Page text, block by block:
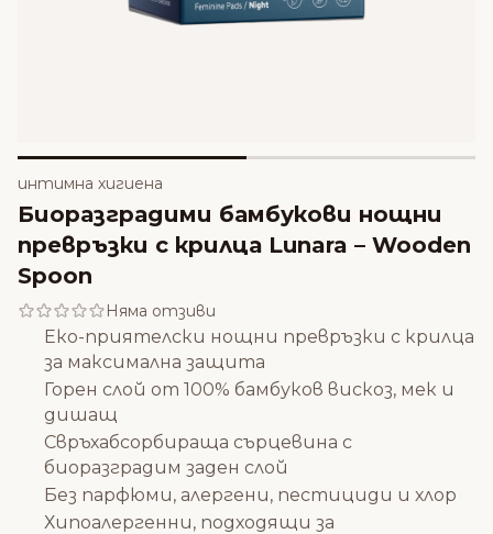
интимна хигиена
Биоразградими бамбукови нощни
превръзки с крилца Lunara – Wooden
Spoon
Няма отзиви
Еко-приятелски нощни превръзки с крилца
за максимална защита
Горен слой от 100% бамбуков вискоз, мек и
дишащ
Свръхабсорбираща сърцевина с
биоразградим заден слой
Без парфюми, алергени, пестициди и хлор
Хипоалергенни, подходящи за